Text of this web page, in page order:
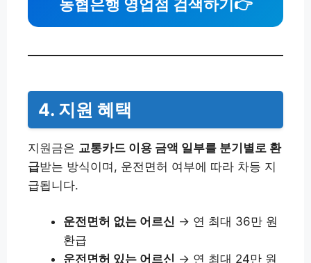
농협은행 영업점 검색하기👉
4. 지원 혜택
지원금은 교통카드 이용 금액 일부를 분기별로 환
급받는 방식이며, 운전면허 여부에 따라 차등 지
급됩니다.
운전면허 없는 어르신 → 연 최대 36만 원
환급
운전면허 있는 어르신 → 연 최대 24만 원